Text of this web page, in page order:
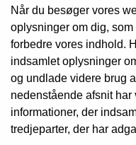
Når du besøger vores
oplysninger om dig,
forbedre vores indhold.
indsamlet oplysninger
og undlade videre brug
nedenstående afsnit har
informationer, der
tredjeparter, der har